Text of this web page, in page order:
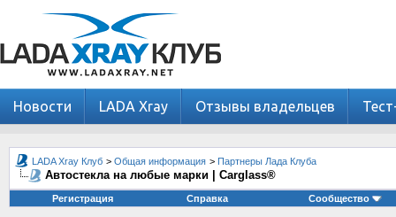
Новости LADA Xray Отзывы владельцев
LADA Xray Клуб > Общая информация > Партнеры Лада Клуба
Автостекла на любые марки | Carglass®
Регистрация Справка Сообщество